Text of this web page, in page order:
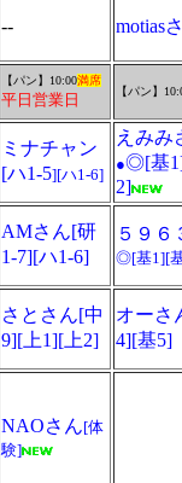
-- motias
【パン】10:00満席
平日営業日 【パン】
ミナチャン
[ハ1-5][ハ1-6]
えみみ
●◎[基
2]
AMさん[研
1-7][ハ1-6]
５９６
◎[基1][
さとさん[中
9][上1][上2]
オーさ
4][基5]
NAOさん[体
験]